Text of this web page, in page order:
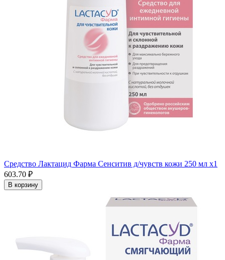
Средство Лактацид Фарма Сенситив д/чувств кожи 250 мл x1
603.70 ₽
В корзину